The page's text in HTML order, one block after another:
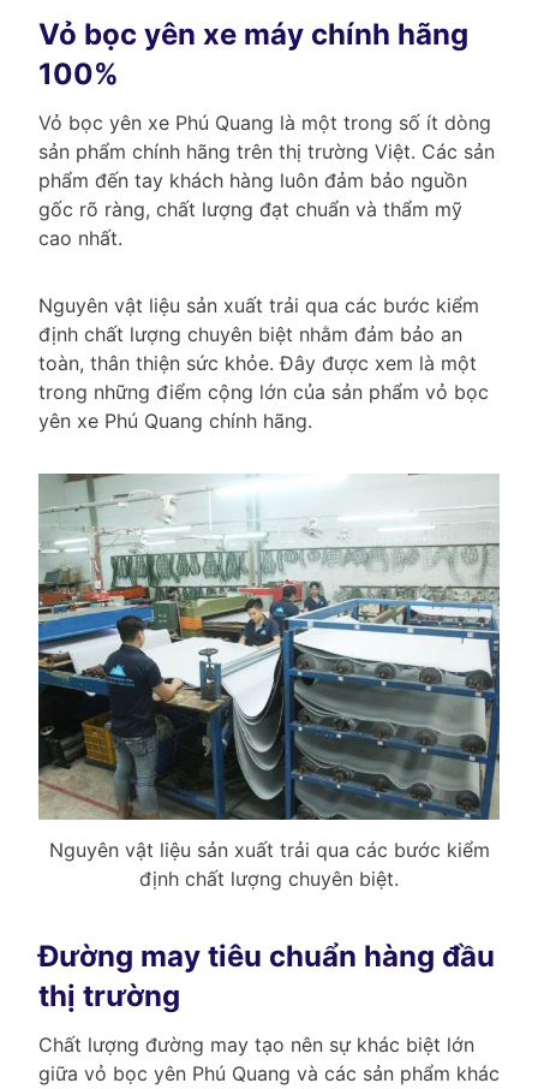
Vỏ bọc yên xe máy chính hãng
100%
Vỏ bọc yên xe Phú Quang là một trong số ít dòng
sản phẩm chính hãng trên thị trường Việt. Các sản
phẩm đến tay khách hàng luôn đảm bảo nguồn
gốc rõ ràng, chất lượng đạt chuẩn và thẩm mỹ
cao nhất.
Nguyên vật liệu sản xuất trải qua các bước kiểm
định chất lượng chuyên biệt nhằm đảm bảo an
toàn, thân thiện sức khỏe. Đây được xem là một
trong những điểm cộng lớn của sản phẩm vỏ bọc
yên xe Phú Quang chính hãng.
Nguyên vật liệu sản xuất trải qua các bước kiểm
định chất lượng chuyên biệt.
Đường may tiêu chuẩn hàng đầu
thị trường
Chất lượng đường may tạo nên sự khác biệt lớn
giữa vỏ bọc yên Phú Quang và các sản phẩm khác